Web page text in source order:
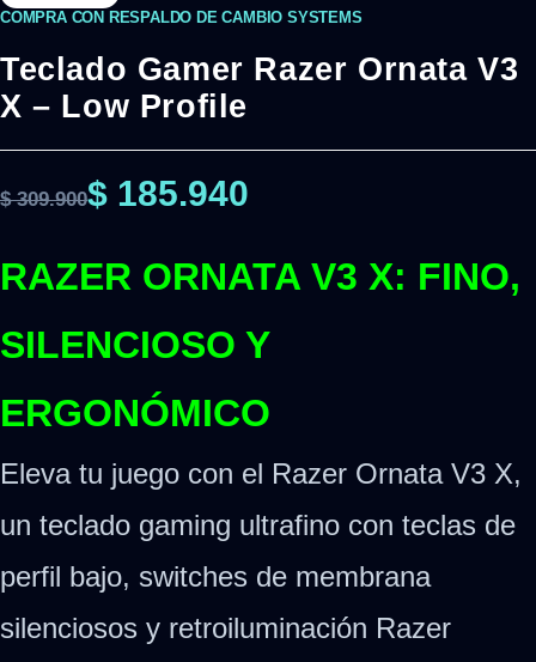
COMPRA CON RESPALDO DE CAMBIO SYSTEMS
Teclado Gamer Razer Ornata V3
X – Low Profile
$309.900$ 185.940
RAZER ORNATA V3 X: FINO,
SILENCIOSO Y
ERGONÓMICO
Eleva tu juego con el Razer Ornata V3 X,
un teclado gaming ultrafino con teclas de
perfil bajo, switches de membrana
silenciosos y retroiluminación Razer